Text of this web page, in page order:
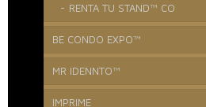
RENTA TU STAND™ CO
BE CONDO EXPO™
MR IDENNTO™
IMPRIME